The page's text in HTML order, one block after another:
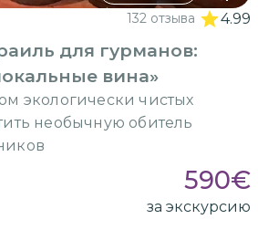
132 отзыва 4.99
для гурманов:
вина»
экологически чистых
необычную обитель
590€
за экскурсию